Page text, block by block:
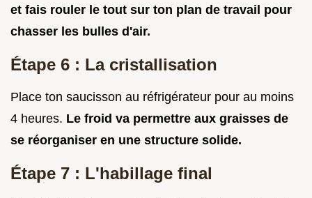
et fais rouler le tout sur ton plan de travail pour
chasser les bulles d'air.
Étape 6 : La cristallisation
Place ton saucisson au réfrigérateur pour au moins
4 heures. Le froid va permettre aux graisses de
se réorganiser en une structure solide.
Étape 7 : L'habillage final